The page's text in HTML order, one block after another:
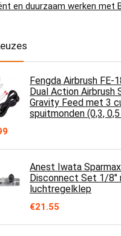
en duurzaam werken met
Fengda Airbrush FE-
Dual Action Airbrush
Gravity Feed met 3
spuitmonden (0,3,
Anest Iwata
Disconnect Set 1/8"
luchtregelklep
€21.55